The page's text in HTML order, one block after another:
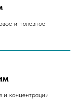
и полезное
и концентрации